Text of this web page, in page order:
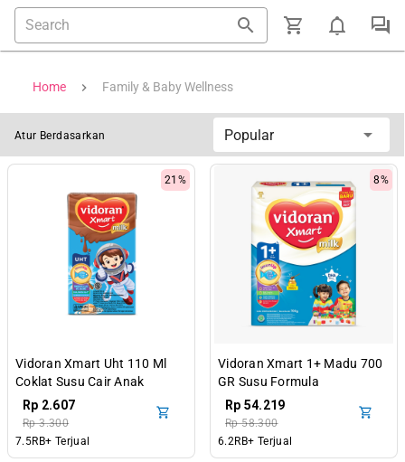
Home Family & Baby Wellness
Atur Berdasarkan Popular
21%
Vidoran Xmart Uht 110 Ml
Coklat Susu Cair Anak
Rp 2.607
Rp 3.300
7.5RB+ Terjual
8%
Vidoran Xmart 1+ Madu 700
GR Susu Formula
Pertumbuhan Anak 1-3
Tahun
Rp 54.219
Rp 58.300
6.2RB+ Terjual